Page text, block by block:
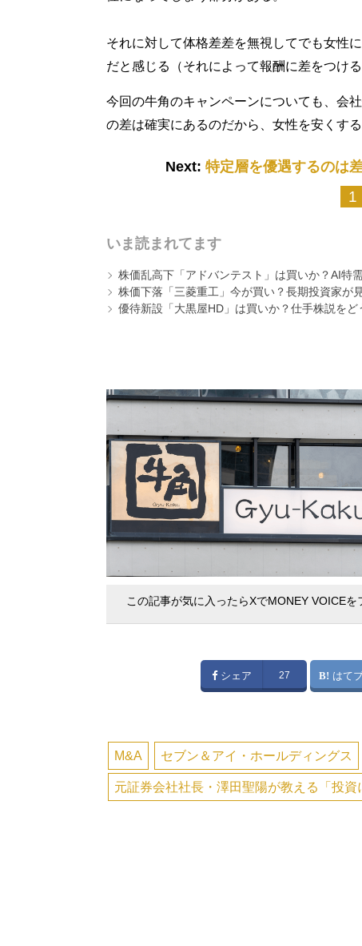
それに対して体格差差を無視してでも女性
だと感じる（それによって報酬に差をつけ
今回の牛角のキャンペーンについても、会
の差は確実にあるのだから、女性を安くす
Next: 特定層を優遇するのは
1
いま読まれてます
株価乱高下「アドバンテスト」は買いか？AI特
株価下落「三菱重工」今が買い？長期投資家が
優待新設「大黒屋HD」は買いか？仕手株説を
この記事が気に入ったらXでMONEY VOICEを
シェア 27 はて
M&A セブン＆アイ・ホールディングス
元証券会社社長・澤田聖陽が教える「投資